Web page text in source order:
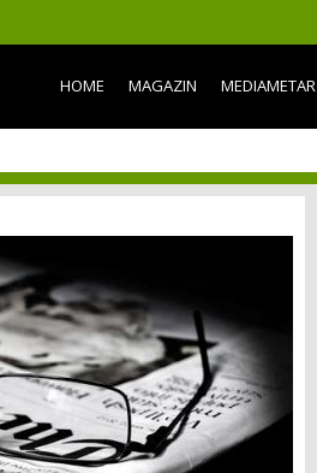
content
HOME MAGAZIN MEDIAMETAR